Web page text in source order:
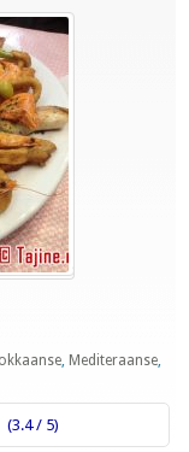
, Mediteraanse,
(3.4 / 5)